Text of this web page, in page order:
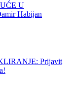
U
Habijan
Prijavit